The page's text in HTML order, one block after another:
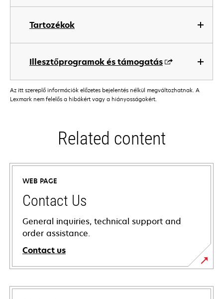
Tartozékok
Illesztőprogramok és támogatás
Az itt szereplő információk előzetes bejelentés nélkül megváltozhatnak. A
Lexmark nem felelős a hibákért vagy a hiányosságokért.
Related content
WEB PAGE
Contact Us
General inquiries, technical support and
order assistance.
Contact us